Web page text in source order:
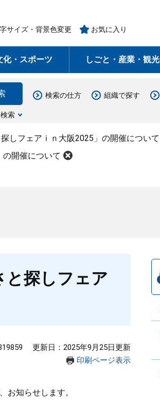
サイズ・背景色変更 お気に入り
化・スポーツ しごと・産業・観光
索
検索の仕方 組織で探す
しフェアｉｎ大阪2025」の開催について
の開催について
と探しフェア
更新日：2025年9月25日更新
印刷ページ表示
お知らせします。​